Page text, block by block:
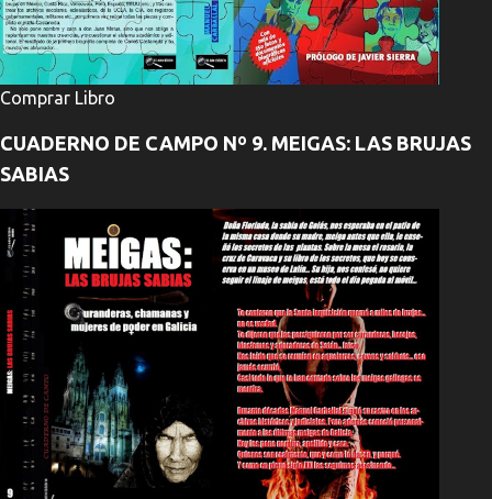
Comprar Libro
CUADERNO DE CAMPO Nº 9. MEIGAS: LAS BRUJAS
SABIAS